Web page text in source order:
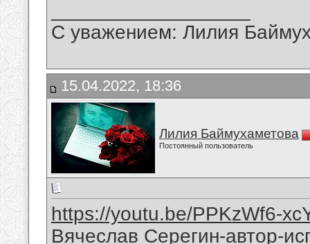
С уважением: Лилия
15.04.2022, 18:36
Лилия Баймухаметова
Постоянный пользователь
https://youtu.be/PPKzWf6-
Вячеслав Серегин-автор-